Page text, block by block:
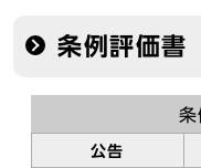
条例評価書
条
公告